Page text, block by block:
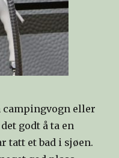
eller
godt å ta en
tatt et bad i sjøen.